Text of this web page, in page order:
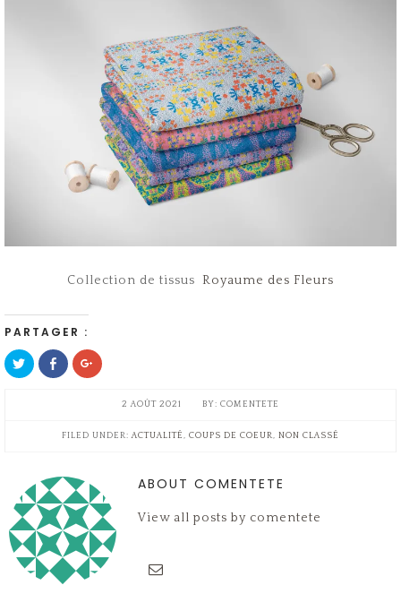
Collection de tissus Royaume des Fleurs
PARTAGER :
Cliquez
pour
partager
nouvelle
Cliquez
pour
partager
Facebook(ouvre
nouvelle
Cliquez
pour
Google+
une
2 AOÛT 2021 COMENTETE
FILED UNDER:ACTUALITÉ, COUPS DE COEUR, NON CLASSÉ
ABOUT COMENTETE
View all posts by comentete